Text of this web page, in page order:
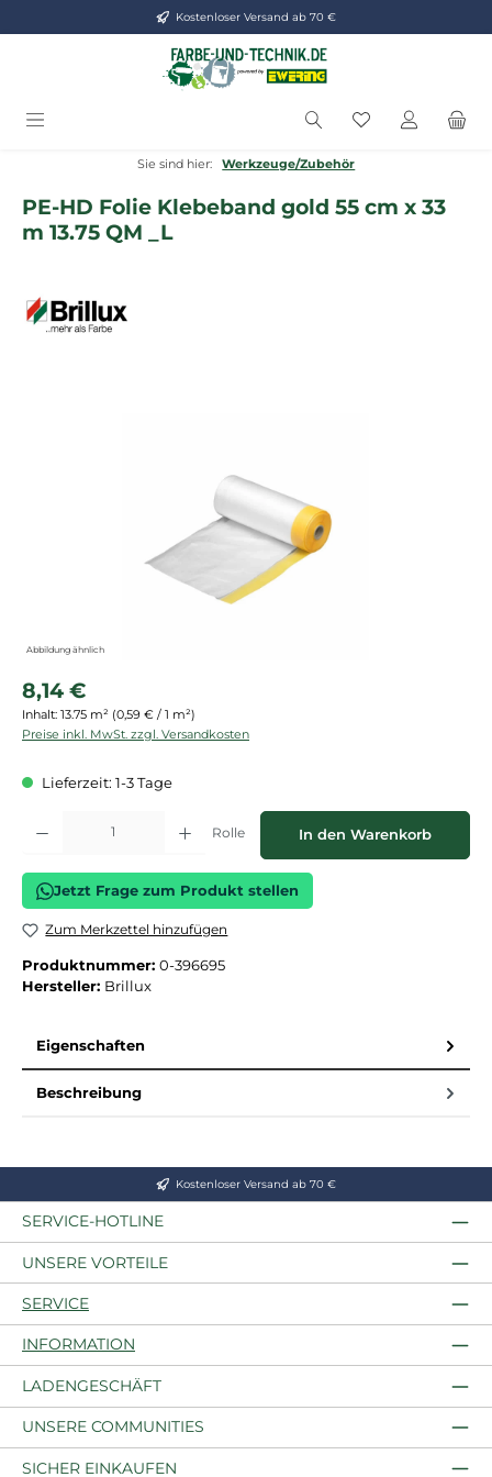
Zum Hauptinhalt springenKostenloser Versand ab 70 €
Du hast 0
Sie sind hier: Werkzeuge/Zubehör
PE-HD Folie Klebeband gold 55 cm x 33
m 13.75 QM _L
Abbildung ähnlich
Regulärer Preis:
8,14 €
Inhalt: 13.75 m² (0,59 € / 1 m²)
Preise inkl. MwSt. zzgl. Versandkosten
Lieferzeit: 1-3 Tage
Produkt Anzahl: Gib den gewünschten Wert ein oder benutze die
Rolle In den Warenkorb
Jetzt Frage zum Produkt stellen
Zum Merkzettel hinzufügen
Produktnummer: 0-396695
Hersteller: Brillux
Eigenschaften
Beschreibung
Kostenloser Versand ab 70 €
SERVICE-HOTLINE
UNSERE VORTEILE
SERVICE
INFORMATION
LADENGESCHÄFT
UNSERE COMMUNITIES
SICHER EINKAUFEN